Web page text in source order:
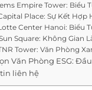
Empire Tower: Biểu
Place: Sự Kết Hợp
Center Hanoi: Biểu
Square: Không Gian
Tower: Văn Phòng
Văn Phòng ESG:
liên hệ